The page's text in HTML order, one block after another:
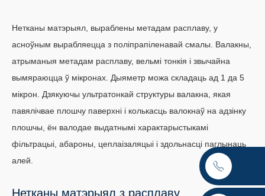
Нетканы матэрыял, выраблены метадам расплаву, у
асноўным вырабляецца з поліпрапіленавай смалы. Валакны,
атрыманыя метадам расплаву, вельмі тонкія і звычайна
вымяраюцца ў мікронах. Дыяметр можа складаць ад 1 да 5
мікрон. Дзякуючы ультратонкай структуры валакна, якая
павялічвае плошчу паверхні і колькасць валокнаў на адзінку
плошчы, ён валодае выдатнымі характарыстыкамі
фільтрацыі, абароны, цеплаізаляцыі і здольнасці паглынаць
алей.
Нетканы матэрыял з расплаву